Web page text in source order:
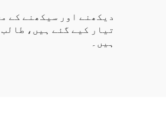
تیار کیے گئے ہیں،
ہیں۔